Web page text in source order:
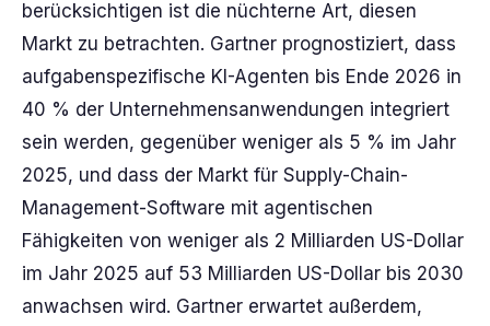
berücksichtigen ist die nüchterne Art, diesen
Markt zu betrachten. Gartner prognostiziert, dass
aufgaben­spezifische KI-Agenten bis Ende 2026 in
40 % der Unternehmensanwendungen integriert
sein werden, gegenüber weniger als 5 % im Jahr
2025, und dass der Markt für Supply-Chain-
Management-Software mit agentischen
Fähigkeiten von weniger als 2 Milliarden US-Dollar
im Jahr 2025 auf 53 Milliarden US-Dollar bis 2030
anwachsen wird. Gartner erwartet außerdem,